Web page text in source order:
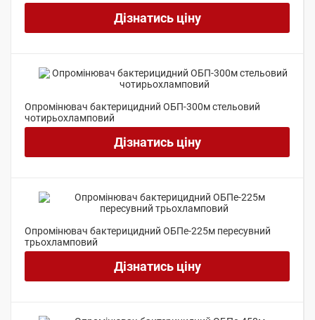
Дізнатись ціну
Опромінювач бактерицидний ОБП-300м стельовий
чотирьохламповий
Дізнатись ціну
Опромінювач бактерицидний ОБПе-225м пересувний
трьохламповий
Дізнатись ціну